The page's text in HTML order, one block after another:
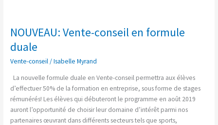
NOUVEAU: Vente-conseil en formule
duale
Vente-conseil/Isabelle Myrand
La nouvelle formule duale en Vente-conseil permettra aux élèves
d’effectuer 50% de la formation en entreprise, sous forme de stages
rémunérés! Les élèves qui débuteront le programme en août 2019
auront l’opportunité de choisir leur domaine d’intérêt parmi nos
partenaires œuvrant dans différents secteurs tels que sports,
NOUVEAU:
conseil
en